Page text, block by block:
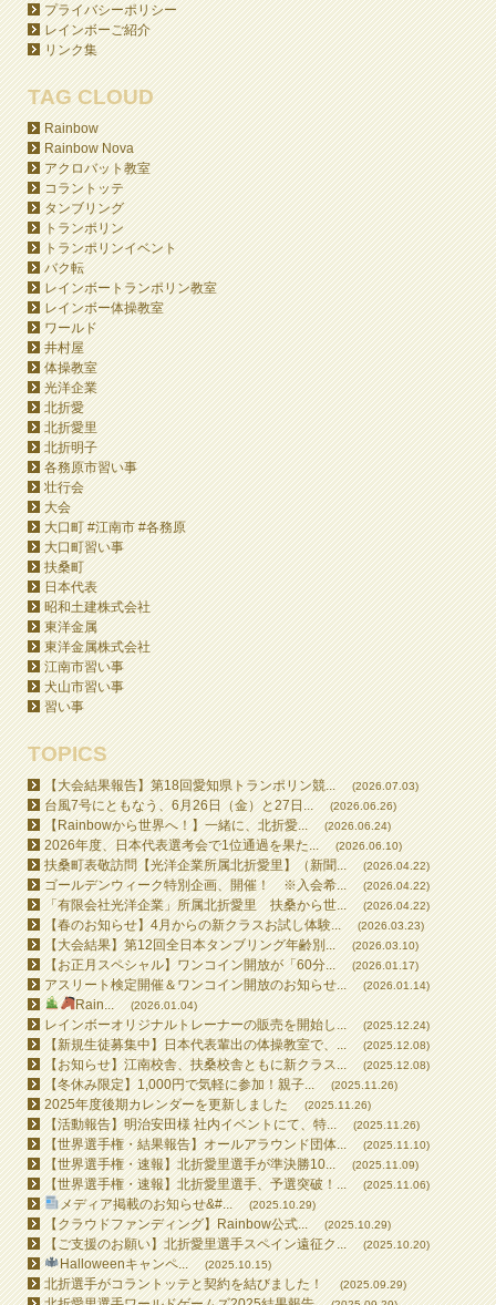
プライバシーポリシー
レインボーご紹介
リンク集
TAG CLOUD
Rainbow
Rainbow Nova
アクロバット教室
コラントッテ
タンブリング
トランポリン
トランポリンイベント
バク転
レインボートランポリン教室
レインボー体操教室
ワールド
井村屋
体操教室
光洋企業
北折愛
北折愛里
北折明子
各務原市習い事
壮行会
大会
大口町 #江南市 #各務原
大口町習い事
扶桑町
日本代表
昭和土建株式会社
東洋金属
東洋金属株式会社
江南市習い事
犬山市習い事
習い事
TOPICS
【大会結果報告】第18回愛知県トランポリン競... (2026.07.03)
台風7号にともなう、6月26日（金）と27日... (2026.06.26)
【Rainbowから世界へ！】一緒に、北折愛... (2026.06.24)
2026年度、日本代表選考会で1位通過を果た... (2026.06.10)
扶桑町表敬訪問【光洋企業所属北折愛里】（新聞... (2026.04.22)
ゴールデンウィーク特別企画、開催！ ※入会希... (2026.04.22)
「有限会社光洋企業」所属北折愛里 扶桑から世... (2026.04.22)
【春のお知らせ】4月からの新クラスお試し体験... (2026.03.23)
【大会結果】第12回全日本タンブリング年齢別... (2026.03.10)
【お正月スペシャル】ワンコイン開放が「60分... (2026.01.17)
アスリート検定開催＆ワンコイン開放のお知らせ... (2026.01.14)
Rain... (2026.01.04)
レインボーオリジナルトレーナーの販売を開始し... (2025.12.24)
【新規生徒募集中】日本代表輩出の体操教室で、... (2025.12.08)
【お知らせ】江南校舎、扶桑校舎ともに新クラス... (2025.12.08)
【冬休み限定】1,000円で気軽に参加！親子... (2025.11.26)
2025年度後期カレンダーを更新しました (2025.11.26)
【活動報告】明治安田様 社内イベントにて、特... (2025.11.26)
【世界選手権・結果報告】オールアラウンド団体... (2025.11.10)
【世界選手権・速報】北折愛里選手が準決勝10... (2025.11.09)
【世界選手権・速報】北折愛里選手、予選突破！... (2025.11.06)
メディア掲載のお知らせ&#... (2025.10.29)
【クラウドファンディング】Rainbow公式... (2025.10.29)
【ご支援のお願い】北折愛里選手スペイン遠征ク... (2025.10.20)
Halloweenキャンペ... (2025.10.15)
北折選手がコラントッテと契約を結びました！ (2025.09.29)